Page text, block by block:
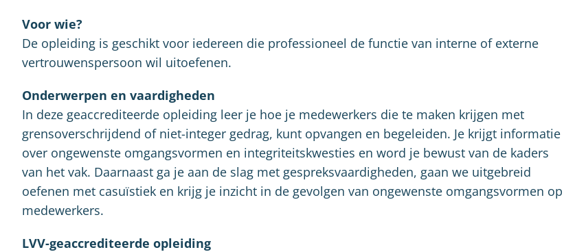
Voor wie?
De opleiding is geschikt voor iedereen die professioneel de functie van interne of externe
vertrouwenspersoon wil uitoefenen.
Onderwerpen en vaardigheden
In deze geaccrediteerde opleiding leer je hoe je medewerkers die te maken krijgen met
grensoverschrijdend of niet-integer gedrag, kunt opvangen en begeleiden. Je krijgt informatie
over ongewenste omgangsvormen en integriteitskwesties en word je bewust van de kaders
van het vak. Daarnaast ga je aan de slag met gespreksvaardigheden, gaan we uitgebreid
oefenen met casuïstiek en krijg je inzicht in de gevolgen van ongewenste omgangsvormen op
medewerkers.
LVV-geaccrediteerde opleiding